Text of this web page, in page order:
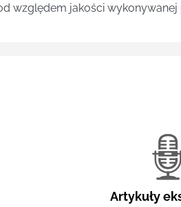
względem jakości wykonywanej
Artykuły